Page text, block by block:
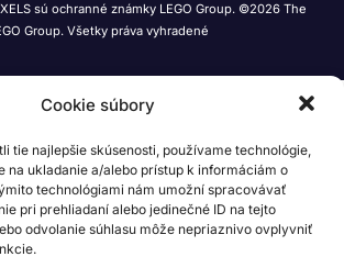
Cookie súbory
tie najlepšie skúsenosti, používame technológie,
na ukladanie a/alebo prístup k informáciám o
technológiami nám umožní spracovávať
pri prehliadaní alebo jedinečné ID na tejto
odvolanie súhlasu môže nepriaznivo ovplyvniť
sú ochranné známky LEGO Group. ©2026 The
Group. Všetky práva vyhradené